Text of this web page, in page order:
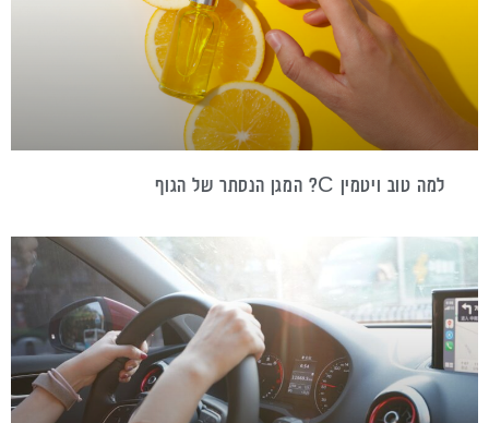
למה טוב ויטמין C? המגן הנסתר של הגוף